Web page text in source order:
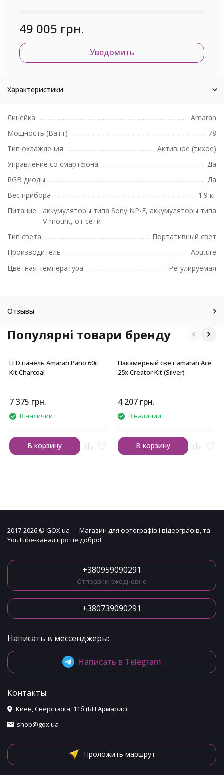
49 005 грн.
Уведомить
Характеристики
Линейка
Amaran
Мощность (Ватт)
78
Тип охлаждения
Активное (тихое)
Управление со смартфона
Да
RGB диоды
Да
Вес прибора
1.9 кг
Питание
аккумуляторы типа Sony NP-F, аккумуляторы типа
V-mount, от сети
Тип света
Портативный свет
Производитель
Aputure
Цветная температура
Регулируемая
Отзывы
Популярні товари бренду
LED панель Amaran Pano 60c
Kit Charcoal
7 375 грн.
В наличии
В корзину
Накамерный свет amaran Ace
25x Creator Kit (Silver)
4 207 грн.
В наличии
В корзину
2017-2026 © GOX.ua — Магазин для фотографів і відеографів, та
YouTube-канал про це добро!
+380959090291
Отправки ежедневно
+380739090291
Написать в мессенджеры:
Написать в Telegram
Контакты:
Киев, Сверстюка, 11б (БЦ Армарис)
shop@gox.ua
Проложить маршрут